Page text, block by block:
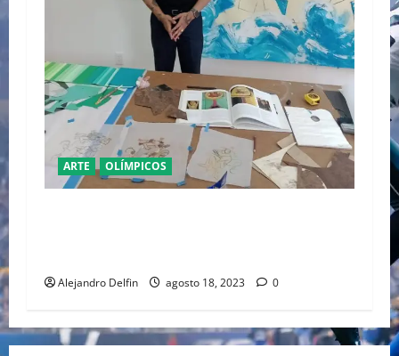
ARTE OLÍMPICOS
Alejandro Delfin agosto 18, 2023 0